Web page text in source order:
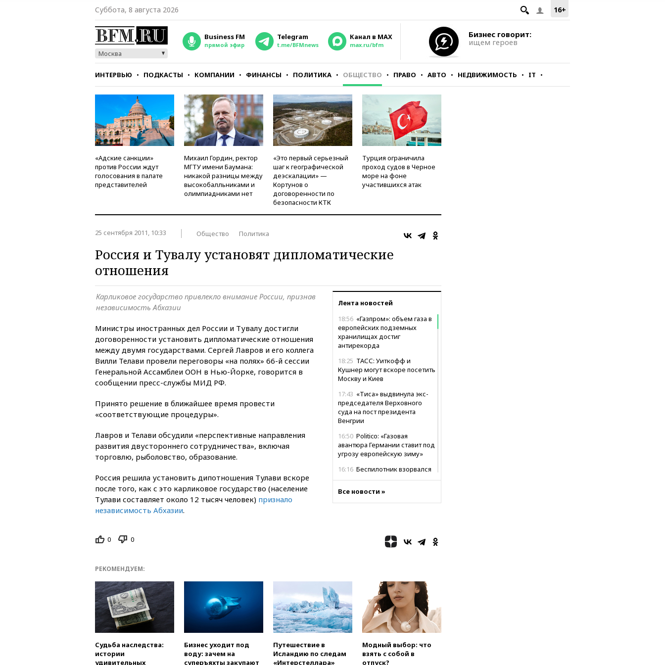
16+
Суббота, 8 августа 2026
Москва
Business FM
прямой эфир
Telegram
t.me/BFMnews
Канал в MAX
max.ru/bfm
Бизнес говорит:
ищем героев
ИНТЕРВЬЮ ПОДКАСТЫ КОМПАНИИ ФИНАНСЫ ПОЛИТИКА ОБЩЕСТВО ПРАВО АВТО НЕДВИЖИМОСТЬ IT
СТИЛЬ ТЕСТЫ
«Адские санкции»
против России ждут
голосования в палате
представителей
Михаил Гордин, ректор
МГТУ имени Баумана:
никакой разницы между
высокобалльниками и
олимпиадниками нет
«Это первый серьезный
шаг к географической
деэскалации» —
Кортунов о
договоренности по
безопасности КТК
Турция ограничила
проход судов в Черное
море на фоне
участившихся атак
25 сентября 2011, 10:33 Общество Политика
Россия и Тувалу установят дипломатические
отношения
Лента новостей
18:56 «Газпром»: объем газа в
европейских подземных
хранилищах достиг
антирекорда
18:25 ТАСС: Уиткофф и
Кушнер могут вскоре посетить
Москву и Киев
17:43 «Тиса» выдвинула экс-
председателя Верховного
суда на пост президента
Венгрии
16:50 Politico: «Газовая
авантюра Германии ставит под
угрозу европейскую зиму»
16:16 Беспилотник взорвался
15:25При атаке БПЛА в
В Аргентине умер отец
футболиста Лионеля Месси
14:20
Генпрокурором США
стал Тодд Бланш
13:37
Пляжи Геленджика
закрыты из-за опасности БПЛА
13:03
Испания ввела
погранконтроль для
итальянских туристов
Все новости »
Карликовое государство привлекло внимание России, признав
независимость Абхазии
Министры иностранных дел России и Тувалу достигли
договоренности установить дипломатические отношения
между двумя государствами. Сергей Лавров и его коллега
Вилли Телави провели переговоры «на полях» 66-й сессии
Генеральной Ассамблеи ООН в Нью-Йорке, говорится в
сообщении пресс-службы МИД РФ.
Принято решение в ближайшее время провести
«соответствующие процедуры».
Лавров и Телави обсудили «перспективные направления
развития двустороннего сотрудничества», включая
торговлю, рыболовство, образование.
Россия решила установить дипотношения Тулави вскоре
после того, как с это карликовое государство (население
Тулави составляет около 12 тысяч человек) признало
независимость Абхазии.
0 0
РЕКОМЕНДУЕМ:
Судьба наследства:
истории
удивительных
Бизнес уходит под
воду: зачем на
суперъяхты закупают
Путешествие в
Исландию по следам
«Интерстеллара»
Модный выбор: что
взять с собой в
отпуск?